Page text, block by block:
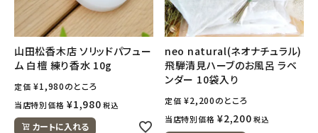
ご利用ガイド等
アカウント情報
meeting_room ログイン 会員登録
山田松香木店 ソリッドパフュー
ム 白檀 練り香水 10g
定価 ¥1,980のところ
当店特別価格 ¥1,980 税込
カートに入れる
neo natural(ネオナチュラル)
飛騨清見ハーブのお風呂 ラベ
ンダー 10袋入り
定価 ¥2,200のところ
当店特別価格 ¥2,200 税込